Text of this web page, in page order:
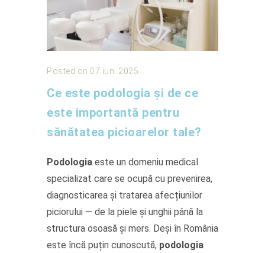
Posted on 07 iun. 2025
Ce este podologia și de ce
este importantă pentru
sănătatea picioarelor tale?
Podologia este un domeniu medical
specializat care se ocupă cu prevenirea,
diagnosticarea și tratarea afecțiunilor
piciorului — de la piele și unghii până la
structura osoasă și mers. Deși în România
este încă puțin cunoscută, podologia